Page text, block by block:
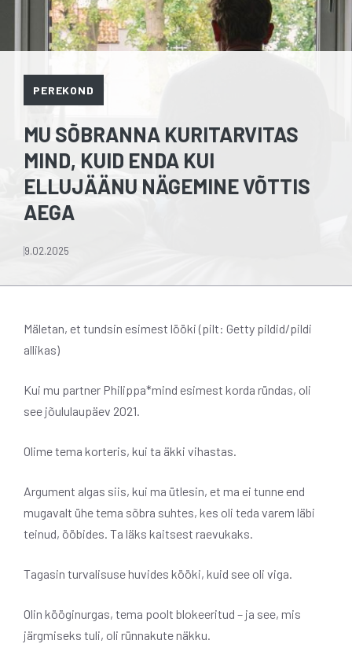
PEREKOND
MU SÕBRANNA KURITARVITAS
MIND, KUID ENDA KUI
ELLUJÄÄNU NÄGEMINE VÕTTIS
AEGA
9.02.2025
Mäletan, et tundsin esimest lööki (pilt: Getty pildid/pildi
allikas)
Kui mu partner Philippa*mind esimest korda ründas, oli
see jõululaupäev 2021.
Olime tema korteris, kui ta äkki vihastas.
Argument algas siis, kui ma ütlesin, et ma ei tunne end
mugavalt ühe tema sõbra suhtes, kes oli teda varem läbi
teinud, ööbides. Ta läks kaitsest raevukaks.
Tagasin turvalisuse huvides kööki, kuid see oli viga.
Olin kööginurgas, tema poolt blokeeritud – ja see, mis
järgmiseks tuli, oli rünnakute näkku.